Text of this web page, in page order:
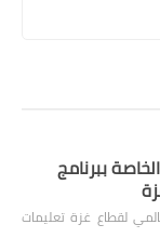
ببرنامج
لقطاع غزة تعليمات